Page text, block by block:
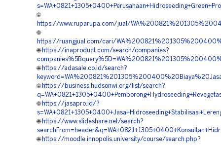
🌐
https://www.ruparupa.com/jual/
🌐
https://ruangjual.com/cari/
🌐 https://inaproduct.com/search/companies?
🌐 https://adasale.co.id/search?
🌐 https://business.hudsonwi.org/list/search?
🌐 https://jasapro.id/?
🌐 https://www.slideshare.net/search?
🌐 https://moodle.innopolis.university/course/search.php?